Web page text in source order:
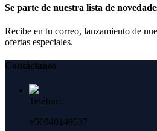
Se parte de nuestra lista de
Recibe en tu correo, lanzamiento de
ofertas especiales.
Contáctanos
Teléfono
+56940149537